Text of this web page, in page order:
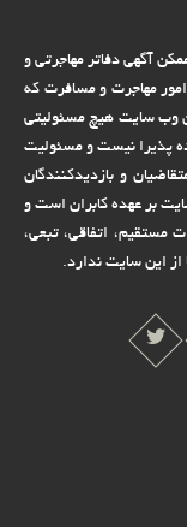
آگهی دفاتر مهاجرتی و
مهاجرت و مسافرت که
وب سایت هیچ مسئولیتی
پذیرا نیست و مسئولیت
و بازدیدکنندگان
بر عهده کابران است و
مستقیم، اتفاقى، تبعى،
این سایت ندارد.